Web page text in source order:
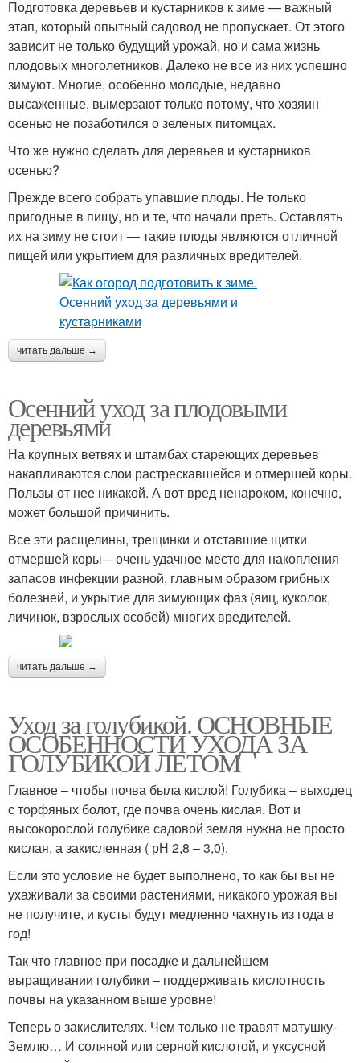
Подготовка деревьев и кустарников к зиме — важный
этап, который опытный садовод не пропускает. От этого
зависит не только будущий урожай, но и сама жизнь
плодовых многолетников. Далеко не все из них успешно
зимуют. Многие, особенно молодые, недавно
высаженные, вымерзают только потому, что хозяин
осенью не позаботился о зеленых питомцах.
Что же нужно сделать для деревьев и кустарников
осенью?
Прежде всего собрать упавшие плоды. Не только
пригодные в пищу, но и те, что начали преть. Оставлять
их на зиму не стоит — такие плоды являются отличной
пищей или укрытием для различных вредителей.
читать дальше →
Осенний уход за плодовыми
деревьями
На крупных ветвях и штамбах стареющих деревьев
накапливаются слои растрескавшейся и отмершей коры.
Пользы от нее никакой. А вот вред ненароком, конечно,
может большой причинить.
Все эти расщелины, трещинки и отставшие щитки
отмершей коры – очень удачное место для накопления
запасов инфекции разной, главным образом грибных
болезней, и укрытие для зимующих фаз (яиц, куколок,
личинок, взрослых особей) многих вредителей.
читать дальше →
Уход за голубикой. ОСНОВНЫЕ
ОСОБЕННОСТИ УХОДА ЗА
ГОЛУБИКОЙ ЛЕТОМ
Главное – чтобы почва была кислой! Голубика – выходец
с торфяных болот, где почва очень кислая. Вот и
высокорослой голубике садовой земля нужна не просто
кислая, а закисленная ( рН 2,8 – 3,0).
Если это условие не будет выполнено, то как бы вы не
ухаживали за своими растениями, никакого урожая вы
не получите, и кусты будут медленно чахнуть из года в
год!
Так что главное при посадке и дальнейшем
выращивании голубики – поддерживать кислотность
почвы на указанном выше уровне!
Теперь о закислителях. Чем только не травят матушку-
Землю… И соляной или серной кислотой, и уксусной